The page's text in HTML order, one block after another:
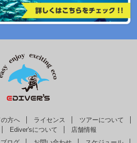
方へ ライセンス
ツアーについて
Ediver'sについて
店舗情報